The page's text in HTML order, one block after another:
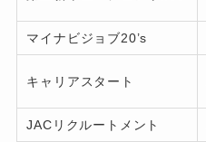
マイナビジョブ20’s
キャリアスタート
JACリクルートメント